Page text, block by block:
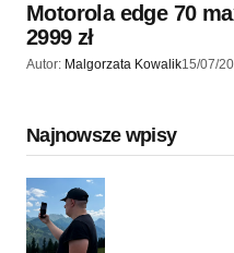
Motorola edge 70
2999 zł
Autor: Malgorzata Kowalik15/07/
Najnowsze wpisy